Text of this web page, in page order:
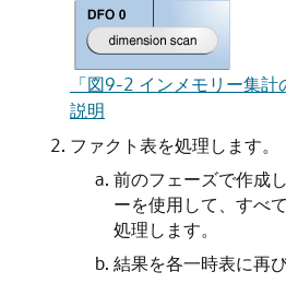
「図9-2 インメモリー集
説明
ファクト表を処理します。
前のフェーズで作成
ーを使用して、すべ
処理します。
結果を各一時表に再